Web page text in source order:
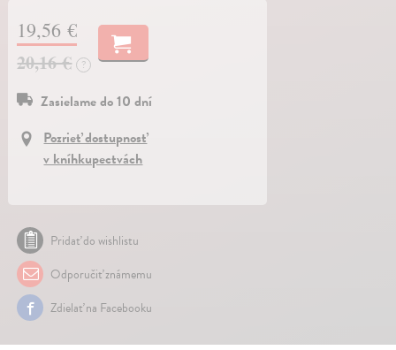
19,56 €
20,16 €
?
Zasielame do 10 dní
Pozrieť dostupnosť
v kníhkupectvách
Pridať do wishlistu
Odporučiť známemu
Zdielať na Facebooku